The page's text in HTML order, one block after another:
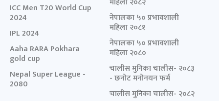
ICC Men T20 World Cup
2024
IPL 2024
Aaha RARA Pokhara
gold cup
Nepal Super League -
2080
नेपालका ५० प्रभावशाली
महिला २०८१
नेपालका ५० प्रभावशाली
महिला २०८०
चालीस मुनिका चालीस- २०८३
- छनोट मनोनयन फर्म
चालीस मुनिका चालीस- २०८२